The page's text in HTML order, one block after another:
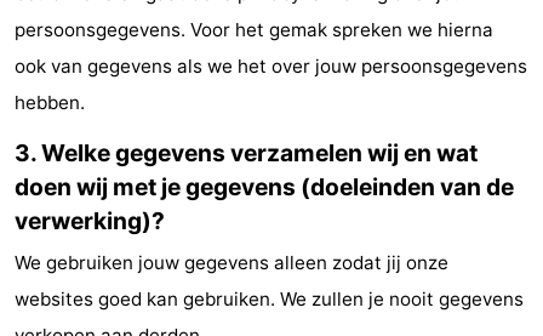
Holland
Land
Zeezicht
-
Strandplevier
Bed
(&
breakfasts)
Campings
Hotels
Vakantiehuizen
persoonsgegevens. Voor het gemak spreken we hierna
ook van gegevens als we het over jouw persoonsgegevens
hebben.
3. Welke gegevens verzamelen wij en wat
doen wij met je gegevens (doeleinden van de
verwerking)?
We gebruiken jouw gegevens alleen zodat jij onze
websites goed kan gebruiken. We zullen je nooit gegevens